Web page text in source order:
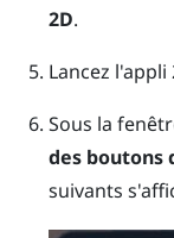
2D.
Lancez
Sous la
des boutons
suivants